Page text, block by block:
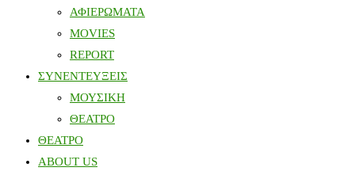
ΑΦΙΕΡΩΜΑΤΑ
MOVIES
REPORT
ΣΥΝΕΝΤΕΥΞΕΙΣ
ΜΟΥΣΙΚΗ
ΘΕΑΤΡΟ
ΘΕΑΤΡΟ
ABOUT US